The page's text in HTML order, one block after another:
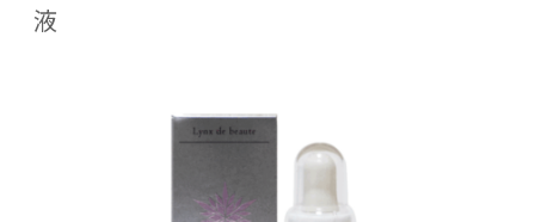
液